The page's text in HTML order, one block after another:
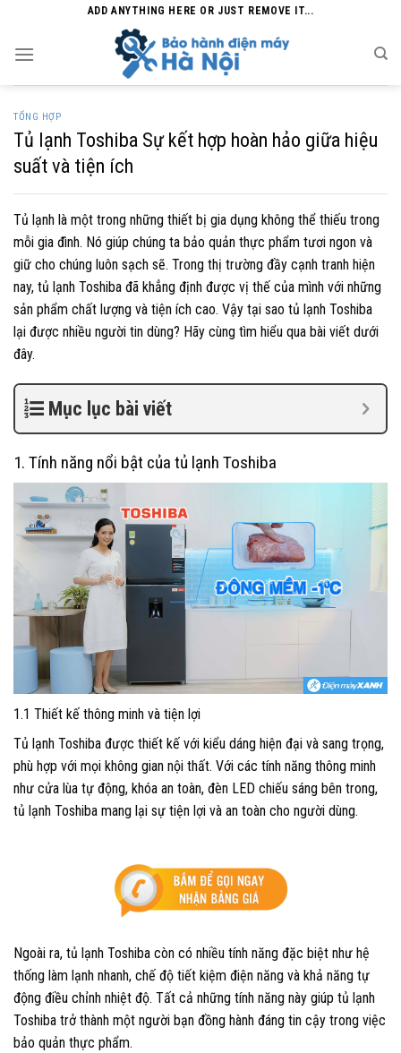
content
ADD ANYTHING HERE OR JUST REMOVE IT...
TỔNG HỢP
Tủ lạnh Toshiba Sự kết hợp hoàn hảo giữa hiệu
suất và tiện ích
Tủ lạnh là một trong những thiết bị gia dụng không thể thiếu trong
mỗi gia đình. Nó giúp chúng ta bảo quản thực phẩm tươi ngon và
giữ cho chúng luôn sạch sẽ. Trong thị trường đầy cạnh tranh hiện
nay, tủ lạnh Toshiba đã khẳng định được vị thế của mình với những
sản phẩm chất lượng và tiện ích cao. Vậy tại sao tủ lạnh Toshiba
lại được nhiều người tin dùng? Hãy cùng tìm hiểu qua bài viết dưới
đây.
Mục lục bài viết
1. Tính năng nổi bật của tủ lạnh Toshiba
1.1 Thiết kế thông minh và tiện lợi
Tủ lạnh Toshiba được thiết kế với kiểu dáng hiện đại và sang trọng,
phù hợp với mọi không gian nội thất. Với các tính năng thông minh
như cửa lùa tự động, khóa an toàn, đèn LED chiếu sáng bên trong,
tủ lạnh Toshiba mang lại sự tiện lợi và an toàn cho người dùng.
Ngoài ra, tủ lạnh Toshiba còn có nhiều tính năng đặc biệt như hệ
thống làm lạnh nhanh, chế độ tiết kiệm điện năng và khả năng tự
động điều chỉnh nhiệt độ. Tất cả những tính năng này giúp tủ lạnh
Toshiba trở thành một người bạn đồng hành đáng tin cậy trong việc
bảo quản thực phẩm.